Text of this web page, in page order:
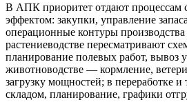
В АПК приоритет отдают
эффектом: закупки, управление
операционные контуры
растениеводстве пересматривают
планирование полевых работ, вывоз
животноводстве — кормление,
загрузку мощностей; в переработке
складом, планирование, графики